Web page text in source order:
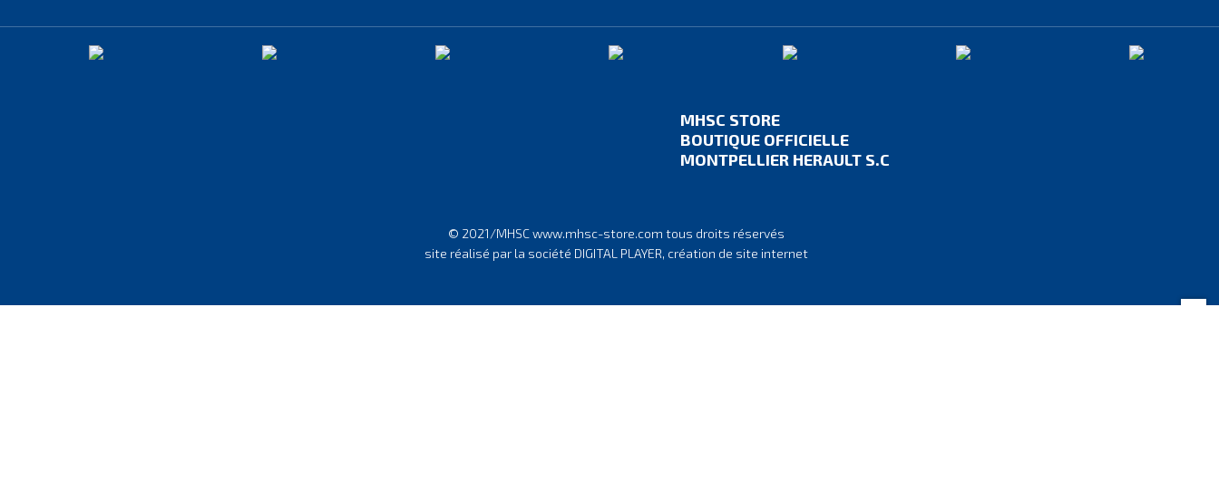
MHSC STORE
BOUTIQUE OFFICIELLE
MONTPELLIER HERAULT S.C
© 2021/MHSC www.mhsc-store.com tous droits réservés
site réalisé par la société DIGITAL PLAYER, création de site internet